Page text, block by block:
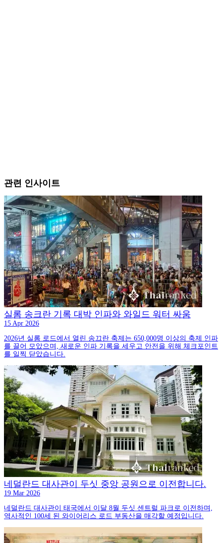
관련 인사이트
실롬 송크란 기록 대박 인파와 와일드 워터 싸움
15 Apr 2026
2026년 실롬 로드에서 열린 송끄란 축제는 650,000명 이상의 축제 인파
를 끌어 모았으며, 새로운 인파 기록을 세우고 안전을 위해 체크포인트
를 일찍 닫았습니다.
네덜란드 대사관이 두싯 중앙 공원으로 이전합니다.
19 Mar 2026
네덜란드 대사관이 태국에서 이달 8월 두싯 센트럴 파크로 이전하며,
역사적인 100세 된 와이어리스 로드 부동산을 매각할 예정입니다.